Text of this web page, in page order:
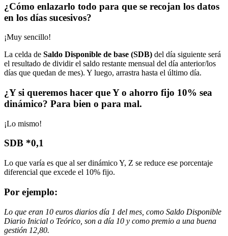
¿Cómo enlazarlo todo para que se recojan los datos
en los días sucesivos?
¡Muy sencillo!
La celda de Saldo Disponible de base (SDB) del día siguiente será
el resultado de dividir el saldo restante mensual del día anterior/los
días que quedan de mes). Y luego, arrastra hasta el último día.
¿Y si queremos hacer que Y o ahorro fijo 10% sea
dinámico? Para bien o para mal.
¡Lo mismo!
SDB *0,1
Lo que varía es que al ser dinámico Y, Z se reduce ese porcentaje
diferencial que excede el 10% fijo.
Por ejemplo:
Lo que eran 10 euros diarios día 1 del mes, como Saldo Disponible
Diario Inicial o Teórico, son a día 10 y como premio a una buena
gestión 12,80.